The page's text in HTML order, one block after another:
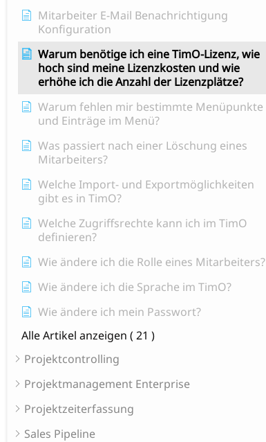
Mitarbeiter E-Mail Benachrichtigung
Konfiguration
Warum benötige ich eine TimO-Lizenz, wie
hoch sind meine Lizenzkosten und wie
erhöhe ich die Anzahl der Lizenzplätze?
Warum fehlen mir bestimmte Menüpunkte
und Einträge im Menü?
Was passiert nach einer Löschung eines
Mitarbeiters?
Welche Import- und Exportmöglichkeiten
gibt es in TimO?
Welche Zugriffsrechte kann ich im TimO
definieren?
Wie ändere ich die Rolle eines Mitarbeiters?
Wie ändere ich die Sprache im TimO?
Wie ändere ich mein Passwort?
Alle Artikel anzeigen ( 21 )
Projektcontrolling
Projektmanagement Enterprise
Projektzeiterfassung
Sales Pipeline